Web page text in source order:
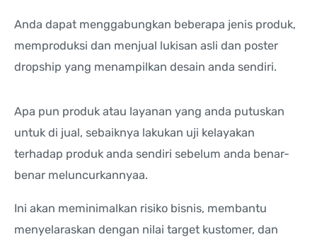
Anda dapat menggabungkan beberapa jenis produk,
memproduksi dan menjual lukisan asli dan poster
dropship yang menampilkan desain anda sendiri.
Apa pun produk atau layanan yang anda putuskan
untuk di jual, sebaiknya lakukan uji kelayakan
terhadap produk anda sendiri sebelum anda benar-
benar meluncurkannyaa.
Ini akan meminimalkan risiko bisnis, membantu
menyelaraskan dengan nilai target kustomer, dan